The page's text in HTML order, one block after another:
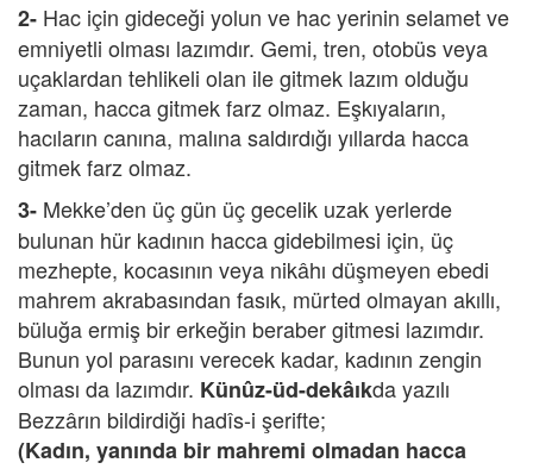
2- Hac için gideceği yolun ve hac yerinin selamet ve
emniyetli olması lazımdır. Gemi, tren, otobüs veya
uçaklardan tehlikeli olan ile gitmek lazım olduğu
zaman, hacca gitmek farz olmaz. Eşkıyaların,
hacıların canına, malına saldırdığı yıllarda hacca
gitmek farz olmaz.
3- Mekke’den üç gün üç gecelik uzak yerlerde
bulunan hür kadının hacca gidebilmesi için, üç
mezhepte, kocasının veya nikâhı düşmeyen ebedi
mahrem akrabasından fasık, mürted olmayan akıllı,
büluğa ermiş bir erkeğin beraber gitmesi lazımdır.
Bunun yol parasını verecek kadar, kadının zengin
olması da lazımdır. Künûz-üd-dekâıkda yazılı
Bezzârın bildirdiği hadîs-i şerifte;
(Kadın, yanında bir mahremi olmadan hacca